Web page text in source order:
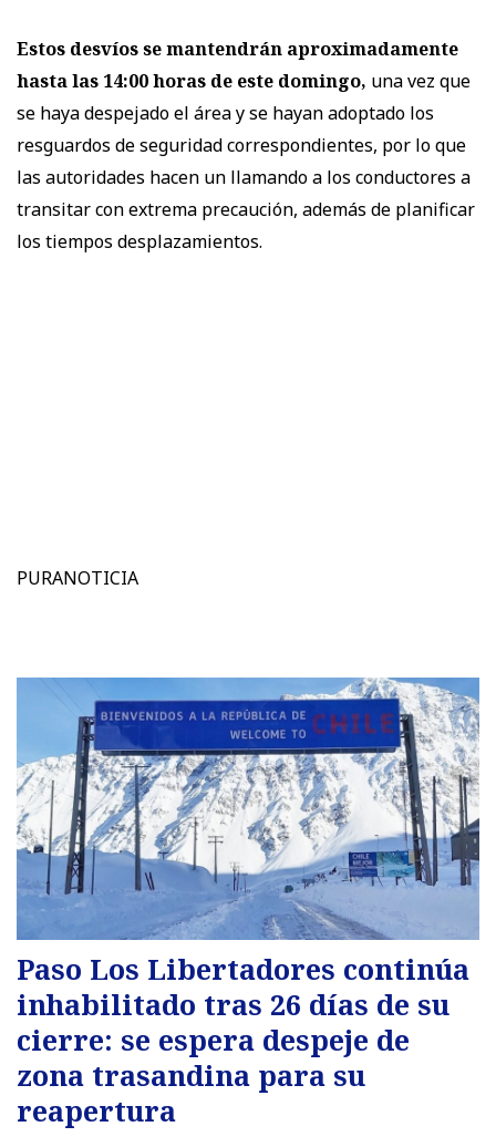
Estos desvíos se mantendrán aproximadamente
hasta las 14:00 horas de este domingo, una vez que
se haya despejado el área y se hayan adoptado los
resguardos de seguridad correspondientes, por lo que
las autoridades hacen un llamando a los conductores a
transitar con extrema precaución, además de planificar
los tiempos desplazamientos.
PURANOTICIA
Paso Los Libertadores continúa
inhabilitado tras 26 días de su
cierre: se espera despeje de
zona trasandina para su
reapertura